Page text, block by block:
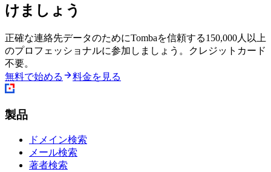
けましょう
正確な連絡先データのためにTombaを信頼する150,000人以上
のプロフェッショナルに参加しましょう。クレジットカード
不要。
無料で始める
料金を見る
製品
ドメイン検索
メール検索
著者検索